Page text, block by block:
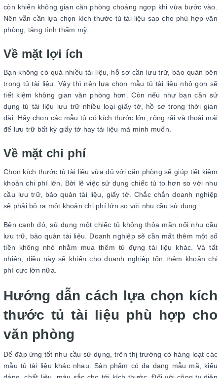
còn khiến không gian căn phòng choáng ngợp khi vừa bước vào.
Nên vẫn cần lựa chọn kích thước tủ tài liệu sao cho phù hợp văn
phòng, tăng tính thẩm mỹ.
Về mặt lợi ích
Bạn không có quá nhiều tài liệu, hỗ sơ cần lưu trữ, bảo quản bên
trong tủ tài liệu. Vậy thì nên lựa chọn mẫu tủ tài liệu nhỏ gọn sẽ
tiết kiệm không gian văn phòng hơn. Còn nếu như bạn cần sử
dụng tủ tài liệu lưu trữ nhiều loại giấy tờ, hồ sơ trong thời gian
dài. Hãy chọn các mẫu tủ có kích thước lớn, rộng rãi và thoải mái
để lưu trữ bất kỳ giấy tờ hay tài liệu mà mình muốn.
Về mặt chi phí
Chọn kích thước tủ tài liệu vừa đủ với căn phòng sẽ giúp tiết kiệm
khoản chi phí lớn. Bởi lẽ việc sử dụng chiếc tủ to hơn so với nhu
cầu lưu trữ, bảo quản tài liệu, giấy tờ. Chắc chắn doanh nghiệp
sẽ phải bỏ ra một khoản chi phí lớn so với nhu cầu sử dụng.
Bên cạnh đó, sử dụng một chiếc tủ không thỏa mãn nổi nhu cầu
lưu trữ, bảo quản tài liệu. Doanh nghiệp sẽ cần mất thêm một số
tiền không nhỏ nhằm mua thêm tủ đựng tài liệu khác. Và tất
nhiên, điều này sẽ khiến cho doanh nghiệp tốn thêm khoản chi
phí cực lớn nữa.
Hướng dẫn cách lựa chọn kích
thước tủ tài liệu phù hợp cho
văn phòng
Để đáp ứng tốt nhu cầu sử dụng, trên thị trường có hàng loạt các
mẫu tủ tài liệu khác nhau. Sản phẩm có đa dạng mẫu mã, kiểu